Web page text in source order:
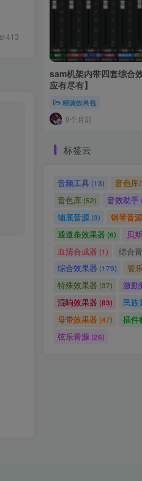
413
sam机架内带四套综合
应有尽有】
精调效果包
9个月前
标签云
音频工具 (13) 音色库
音色库 (52) 音效助手
铺底音源(3) 钢琴音源
通道条效果器 (6) 贝
血清合成器 (1) 综合
综合效果器 (179) 管
特殊效果器 (37) 激励
混响效果器 (83) 民族
母带效果器 (47) 插件
弦乐音源(26)